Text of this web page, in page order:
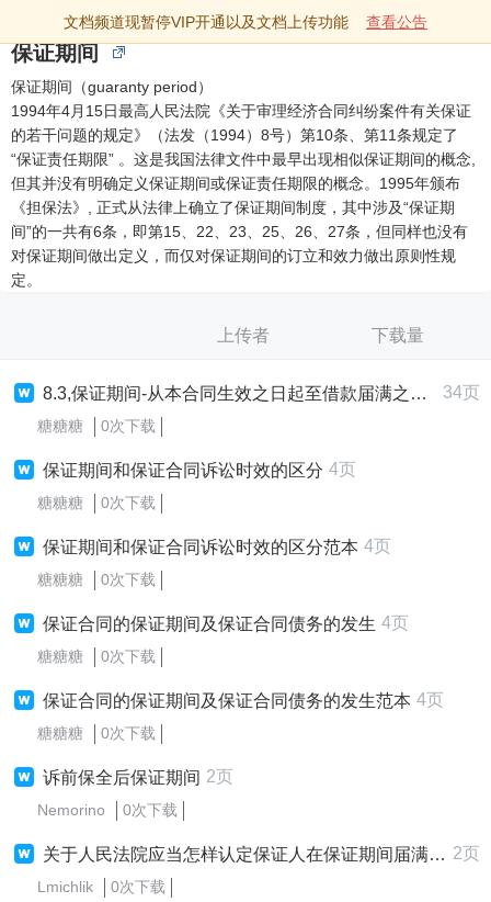
文档频道现暂停VIP开通以及文档上传功能 查看公告
保证期间
保证期间（guaranty period）
1994年4月15日最高人民法院《关于审理经济合同纠纷案件有关保证
的若干问题的规定》（法发（1994）8号）第10条、第11条规定了
“保证责任期限” 。这是我国法律文件中最早出现相似保证期间的概念,
但其并没有明确定义保证期间或保证责任期限的概念。1995年颁布
《担保法》, 正式从法律上确立了保证期间制度，其中涉及“保证期
间”的一共有6条，即第15、22、23、25、26、27条，但同样也没有
对保证期间做出定义，而仅对保证期间的订立和效力做出原则性规
定。
上传者 下载量
8.3,保证期间-从本合同生效之日起至借款届满之日起两年止. 34页
糖糖糖 0次下载
保证期间和保证合同诉讼时效的区分 4页
糖糖糖 0次下载
保证期间和保证合同诉讼时效的区分范本 4页
糖糖糖 0次下载
保证合同的保证期间及保证合同债务的发生 4页
糖糖糖 0次下载
保证合同的保证期间及保证合同债务的发生范本 4页
糖糖糖 0次下载
诉前保全后保证期间 2页
Nemorino 0次下载
关于人民法院应当怎样认定保证人在保证期间届满后又在催款通知书上签字问题 2页
Lmichlik 0次下载